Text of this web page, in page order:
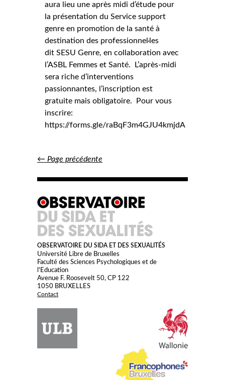
aura lieu une après midi d’étude pour
la présentation du Service support
genre en promotion de la santé à
destination des professionnel·les
dit SESU Genre, en collaboration avec
l’ASBL Femmes et Santé. L’après-midi
sera riche d’interventions
passionnantes, l’inscription est
gratuite mais obligatoire. Pour vous
inscrire:
https://forms.gle/raBqF3m4GJU4kmjdA
Posts
← Page précédente
OBSERVATOIRE DU SIDA ET DES SEXUALITÉS
Université Libre de Bruxelles
Faculté des Sciences Psychologiques et de
l'Education
Avenue F. Roosevelt 50, CP 122
1050 BRUXELLES
Contact